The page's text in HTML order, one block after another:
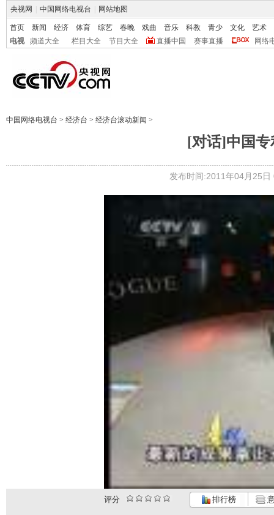
央视网 中国网络电视台 网站地图
首页 新闻 经济 体育 综艺 春晚 戏曲 音乐 科教 青少 文化
艺术
电视
频道大全 栏目大全 节目大全 直播中国 赛事直播 网络
中国网络电视台 > 经济台 > 经济台滚动新闻 >
[对话]中国专
发布时间:2011年04月25
评分 排行榜